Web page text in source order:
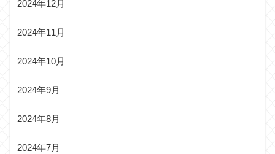
2024年12月
2024年11月
2024年10月
2024年9月
2024年8月
2024年7月